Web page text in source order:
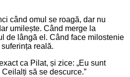
când omul se roagă, dar nu
umilește. Când merge la
de lângă el. Când face milostenie
reală.
ca Pilat, și zice: „Eu sunt
să se descurce.”